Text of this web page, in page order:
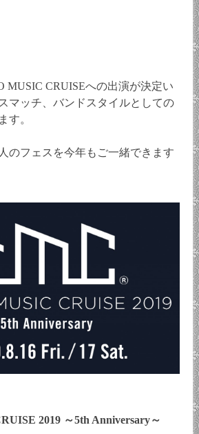
MUSIC CRUISEへの出演が決定い
マッチ、バンドスタイルとしての
す。
のフェスを今年もご一緒できます
2019 ～5th Anniversary～